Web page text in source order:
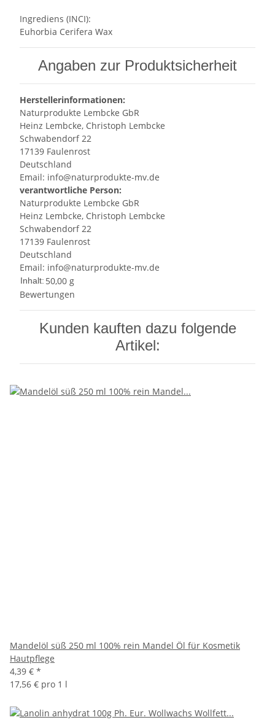
Ingrediens (INCI):
Euhorbia Cerifera Wax
Angaben zur Produktsicherheit
Herstellerinformationen:
Naturprodukte Lembcke GbR
Heinz Lembcke, Christoph Lembcke
Schwabendorf 22
17139 Faulenrost
Deutschland
Email: info@naturprodukte-mv.de
verantwortliche Person:
Naturprodukte Lembcke GbR
Heinz Lembcke, Christoph Lembcke
Schwabendorf 22
17139 Faulenrost
Deutschland
Email: info@naturprodukte-mv.de
Inhalt: 50,00 g
Bewertungen
Kunden kauften dazu folgende
Artikel:
Mandelöl süß 250 ml 100% rein Mandel Öl für Kosmetik
Hautpflege
4,39 € *
17,56 € pro 1 l